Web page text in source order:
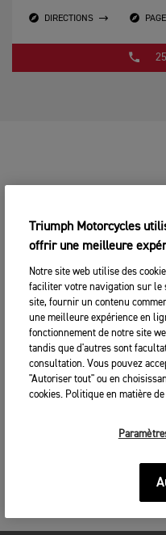
DIRECTIONS
Triumph Motorcycles
offrir une meilleure
Notre site web utilise des
faciliter votre navigation sur le
site, fournir un contenu
une meilleure expérience en
fonctionnement de notre site
tandis que d'autres sont
consultation. Vous pouvez
"Autoriser tout" ou en
cookies. Politique en matière de